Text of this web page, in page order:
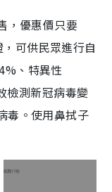
，優惠價只要
可供民眾進行自
、特異性
檢測新冠病毒變
毒。使用鼻拭子